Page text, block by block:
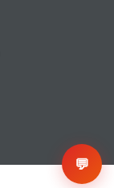
💬